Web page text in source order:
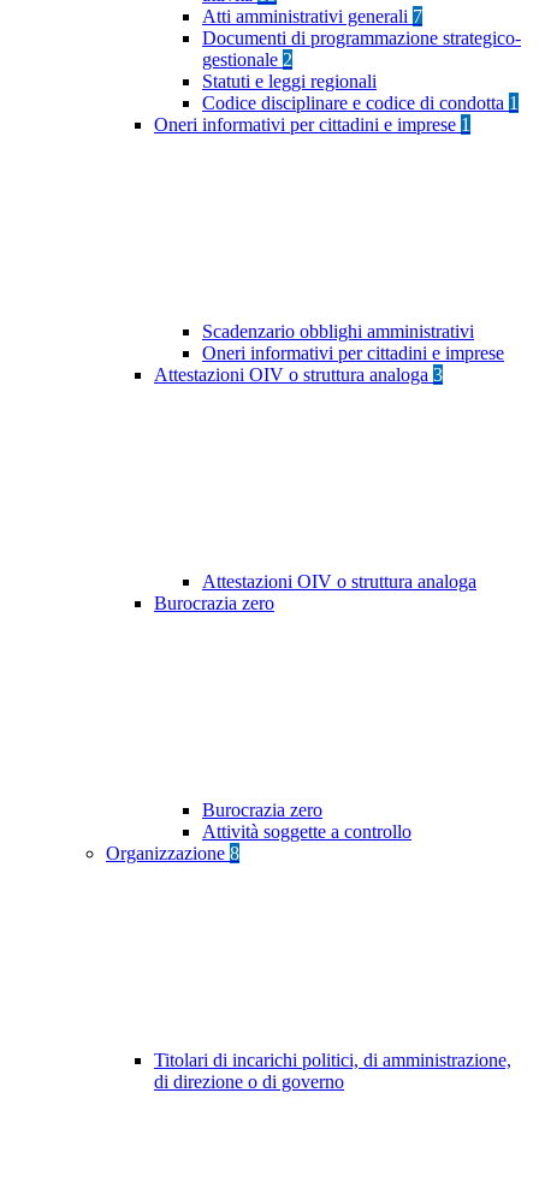
Atti amministrativi generali 7
Documenti di programmazione strategico-
gestionale 2
Statuti e leggi regionali
Codice disciplinare e codice di condotta 1
Oneri informativi per cittadini e imprese 1
Scadenzario obblighi amministrativi
Oneri informativi per cittadini e imprese
Attestazioni OIV o struttura analoga 3
Attestazioni OIV o struttura analoga
Burocrazia zero
Burocrazia zero
Attività soggette a controllo
Organizzazione 8
Titolari di incarichi politici, di amministrazione,
di direzione o di governo